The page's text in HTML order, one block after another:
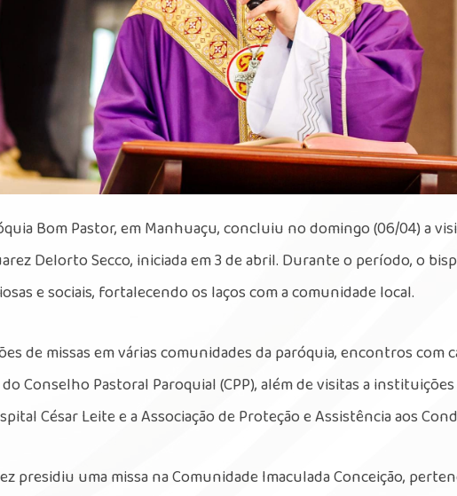
Bom Pastor, em Manhuaçu, concluiu no domingo (06/04) a
Delorto Secco, iniciada em 3 de abril. Durante o período, o
e sociais, fortalecendo os laços com a comunidade local.
de missas em várias comunidades da paróquia, encontros com
Conselho Pastoral Paroquial (CPP), além de visitas a
César Leite e a Associação de Proteção e Assistência aos
presidiu uma missa na Comunidade Imaculada Conceição,